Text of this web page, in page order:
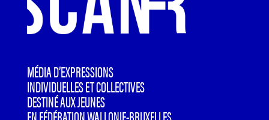
MÉDIA D’EXPRESSIONS
INDIVIDUELLES ET COLLECTIVES
DESTINÉ AUX JEUNES